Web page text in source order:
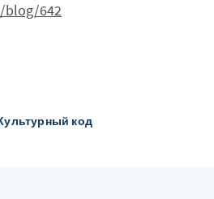
blog/642
код